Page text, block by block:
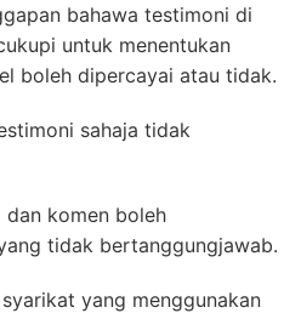
bahawa testimoni di
untuk menentukan
boleh dipercayai atau tidak.
sahaja tidak
dan komen boleh
tidak bertanggungjawab.
yang menggunakan